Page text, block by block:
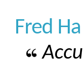
Fred Ha